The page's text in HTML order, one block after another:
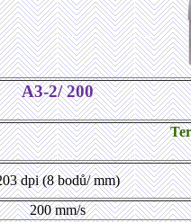
A3-2/ 200
dpi (8 bodů/ mm)
200 mm/s